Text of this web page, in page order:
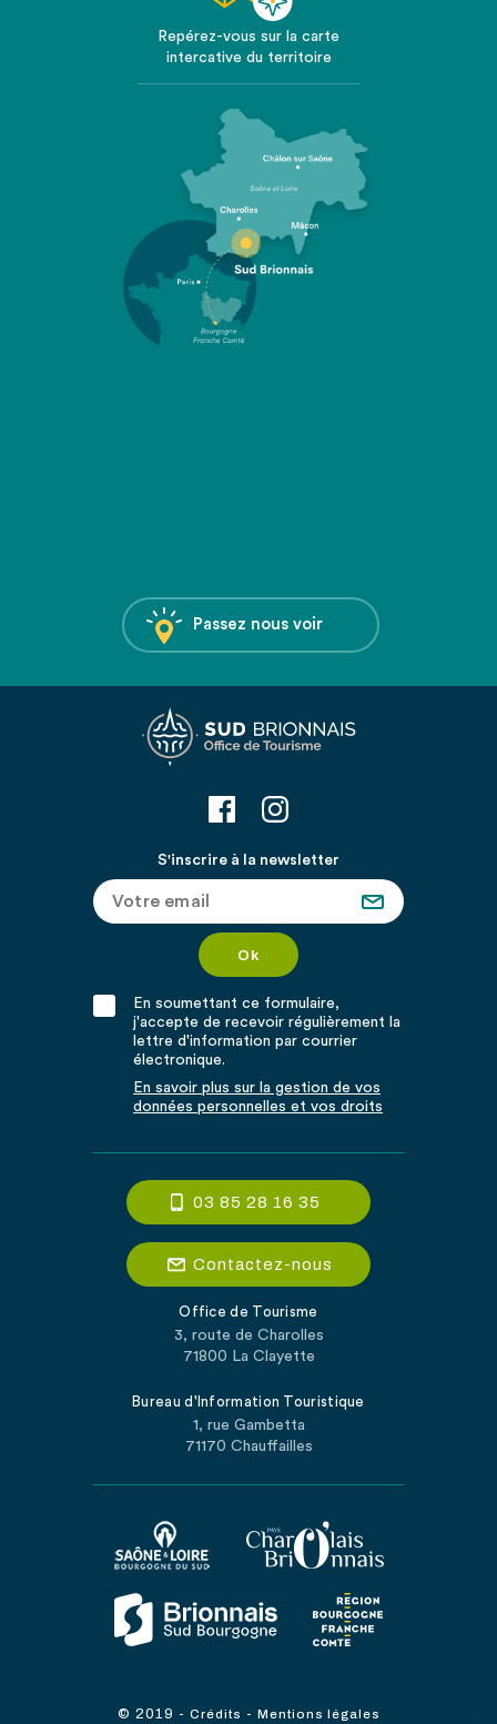
Repérez-vous sur la carte
intercative du territoire
Passez nous voir
S'inscrire à la newsletter
En soumettant ce formulaire,
j'accepte de recevoir régulièrement la
lettre d'information par courrier
électronique.
En savoir plus sur la gestion de vos
données personnelles et vos droits
03 85 28 16 35
Contactez-nous
Office de Tourisme
3, route de Charolles
71800 La Clayette
Bureau d'Information Touristique
1, rue Gambetta
71170 Chauffailles
© 2019 - Crédits - Mentions légales